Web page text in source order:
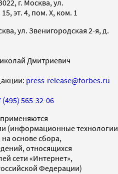
г. Москва, ул.
эт. 4, пом. X, ком. 1
ул. Звенигородская 2-я, д.
Дмитриевич
press-release@forbes.ru
(495) 565-32-06
(информационные технологии
основе сбора,
относящихся
сети «Интернет»,
Федерации)